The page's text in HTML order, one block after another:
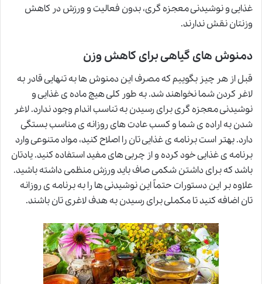
غذایی و نوشیدنی معجزه گری، بدون فعالیت و ورزش در کاهش
وزنتان نقش ندارند.
دمنوش های گیاهی برای کاهش وزن
قبل از هر چیز بگوییم که مصرف این دمنوش ها به تنهایی قادر به
لاغر کردن شما نخواهند شد. به طور کلی هیچ ماده ی غذایی و
نوشیدنی معجزه گری برای رسیدن به تناسب اندام وجود ندارد. لاغر
شدن به اراده ی شما و کسب عادت های روزانه ی مناسب بستگی
دارد. بهتر است برنامه ی غذایی تان را اصلاح کنید، مواد متنوعی وارد
برنامه ی غذایی خود کرده و از چربی های مفید استفاده کنید. یادتان
باشد که برای داشتن شکمی صاف باید ورزش منظمی داشته باشید.
علاوه بر این دستورات حتماً این نوشیدنی ها را به برنامه ی روزانه
تان اضافه کنیدتا مکملی برای رسیدن به هدف لاغری تان باشند.